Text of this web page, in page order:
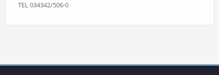
TEL 034342/506-0